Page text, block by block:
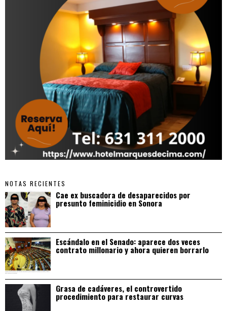
NOTAS RECIENTES
Cae ex buscadora de desaparecidos por
presunto feminicidio en Sonora
Escándalo en el Senado: aparece dos veces
contrato millonario y ahora quieren borrarlo
Grasa de cadáveres, el controvertido
procedimiento para restaurar curvas